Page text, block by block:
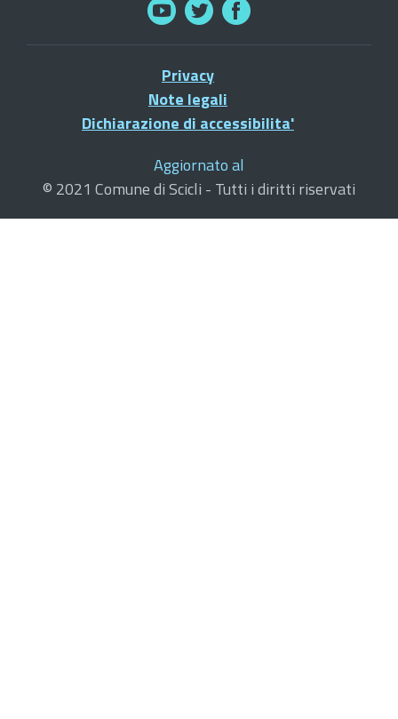
Privacy
Note legali
Dichiarazione di accessibilita'
Aggiornato al
© 2021 Comune di Scicli - Tutti i diritti riservati